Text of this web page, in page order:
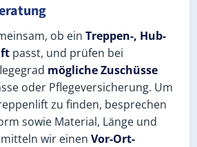
ob ein Treppen-, Hub-
passt, und prüfen bei
mögliche Zuschüsse
oder Pflegeversicherung. Um
zu finden, besprechen
sowie Material, Länge und
wir einen Vor-Ort-